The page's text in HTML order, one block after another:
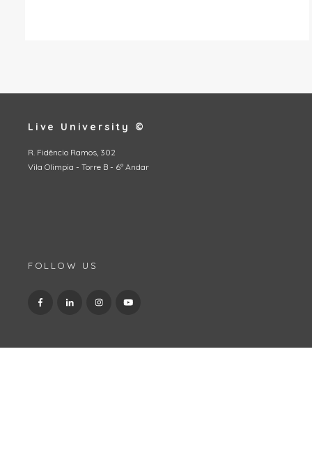
Live University ©
R. Fidêncio Ramos, 302
Vila Olimpia - Torre B - 6º Andar
FOLLOW US